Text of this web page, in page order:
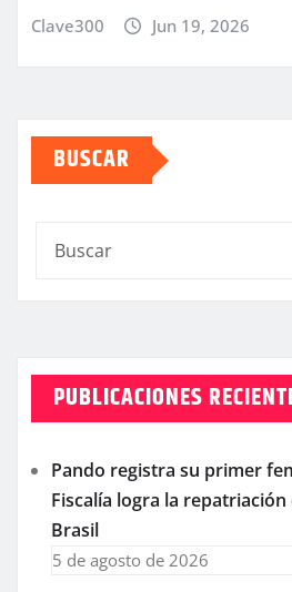
Clave300 Jun 19, 2026
BUSCAR
PUBLICACIONES
Pando registra su primer
Fiscalía logra la
Brasil
5 de agosto de 2026